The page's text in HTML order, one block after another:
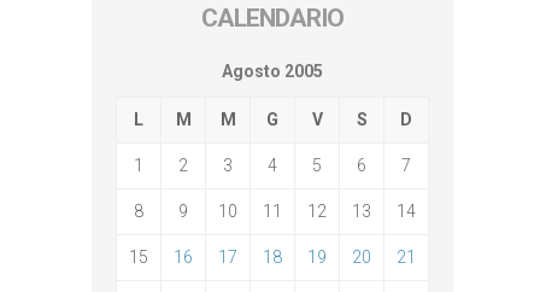
CALENDARIO
Agosto 2005
L M M G V S D
1 2 3 4 5 6 7
8 9 10 11 12 13 14
15 16 17 18 19 20 21